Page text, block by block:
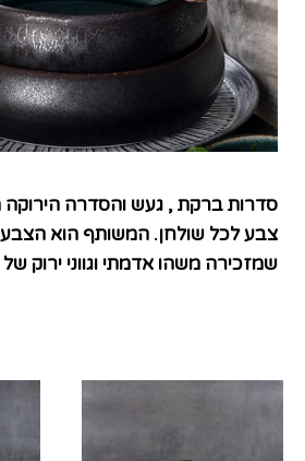
סדרות ברקת , געש והסדרה הירוקה
צבע לכל שולחן. המשותף הוא
שמזכירה משהו אדמתי וגווני ירוק של